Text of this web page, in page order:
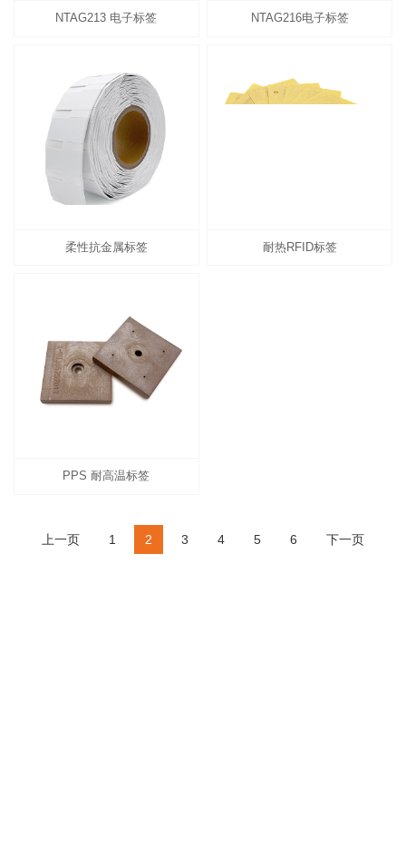
NTAG213 电子标签 NTAG216电子标签
柔性抗金属标签 耐热RFID标签
PPS 耐高温标签
上一页 1 2 3 4 5 6 下一页